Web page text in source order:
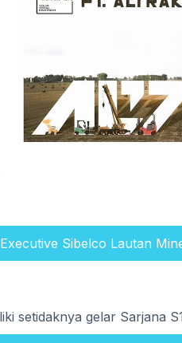
Sibelco Lautan
setidaknya gelar Sarjana